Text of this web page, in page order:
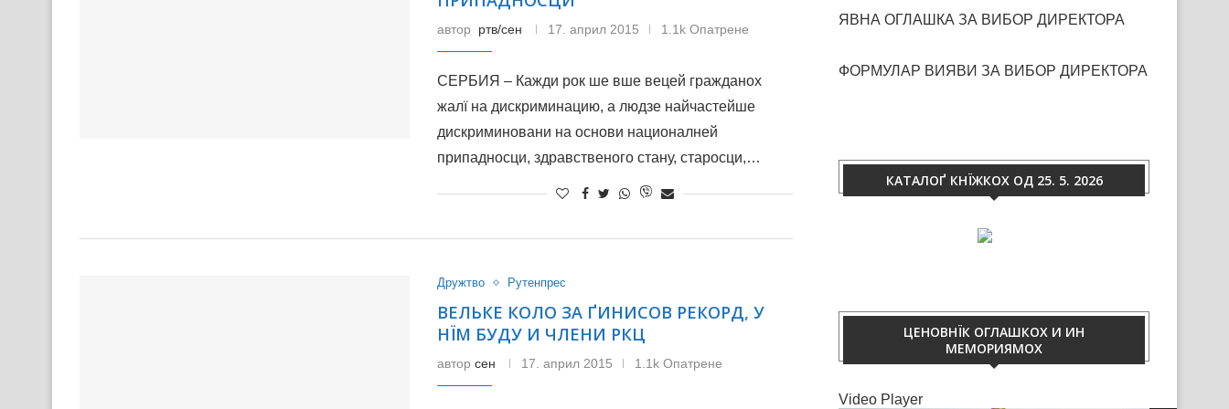
автор ртв/сен 17. април 2015 1.1k Опатрене
СЕРБИЯ – Кажди рок ше вше вецей гражданох
жалї на дискриминацию, а людзе найчастейше
дискриминовани на основи националней
припадносци, здравственого стану, старосци,…
Дружтво Рутенпрес
ВЕЛЬКЕ КОЛО ЗА ҐИНИСОВ РЕКОРД, У
НЇМ БУДУ И ЧЛЕНИ РКЦ
автор сен 17. април 2015 1.1k Опатрене
ЯВНА ОГЛАШКА ЗА ВИБОР ДИРЕКТОРА
ФОРМУЛАР ВИЯВИ ЗА ВИБОР ДИРЕКТОРА
КАТАЛОҐ КНЇЖКОХ ОД 25. 5. 2026
ЦЕНОВНЇК ОГЛАШКОХ И ИН
МЕМОРИЯМОХ
Video Player